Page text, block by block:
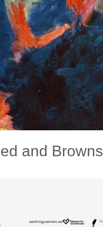
and Browns
centroguerrero.es